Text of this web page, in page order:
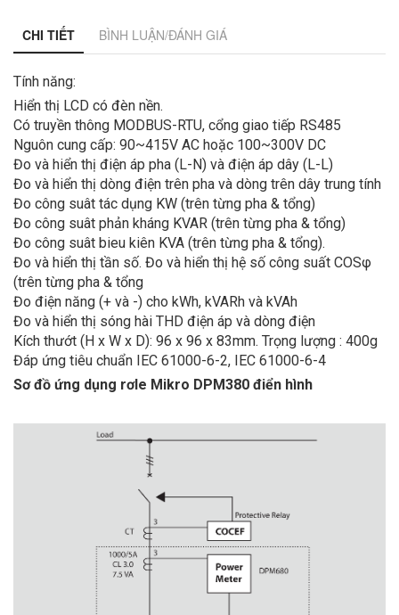
CHI TIẾT BÌNH LUẬN/ĐÁNH GIÁ
Tính năng:
Hiển thị LCD có đèn nền.
Có truyền thông MODBUS-RTU, cổng giao tiếp RS485
Nguôn cung cấp: 90~415V AC hoặc 100~300V DC
Đo và hiển thị điện áp pha (L-N) và điện áp dây (L-L)
Đo và hiển thị dòng điện trên pha và dòng trên dây trung tính
Đo công suât tác dụng KW (trên từng pha & tổng)
Đo công suât phản kháng KVAR (trên từng pha & tổng)
Đo công suât bieu kiên KVA (trên từng pha & tổng).
Đo và hiển thị tần số. Đo và hiển thị hệ số công suất COSφ
(trên từng pha & tổng
Đo điện năng (+ và -) cho kWh, kVARh và kVAh
Đo và hiển thị sóng hài THD điện áp và dòng điện
Kích thướt (H x W x D): 96 x 96 x 83mm. Trọng lượng : 400g
Đáp ứng tiêu chuẩn IEC 61000-6-2, IEC 61000-6-4
Sơ đồ ứng dụng rơle Mikro DPM380 điển hình